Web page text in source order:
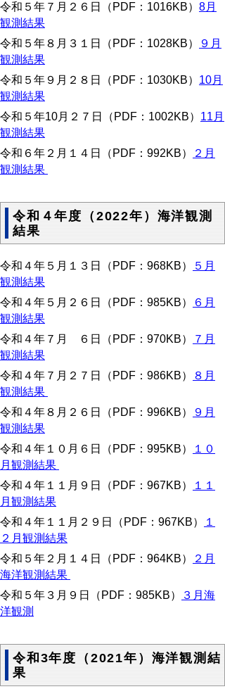
令和５年７月２６日（PDF：1016KB） 8月
観測結果
令和５年８月３１日（PDF：1028KB）
９月
観測結果
令和５年９月２８日（PDF：1030KB） 10月
観測結果
令和５年10月２７日（PDF：1002KB） 11月
観測結果
令和６年２月１４日（PDF：992KB）
２月
観測結果
令和４年度（2022年）海洋観測
結果
令和４年５月１３日（PDF：968KB）
５月
観測結果
令和４年５月２６日（PDF：985KB）
６月
観測結果
令和４年７月 ６日（PDF：970KB）
７月
観測結果
令和４年７月２７日（PDF：986KB）
８月
観測結果
令和４年８月２６日（PDF：996KB）
９月
観測結果
令和４年１０月６日（PDF：995KB）
１０
月観測結果
令和４年１１月９日（PDF：967KB）
１１
月観測結果
令和４年１１月２９日（PDF：967KB）
１
２月観測結果
令和５年２月１４日（PDF：964KB）
２月
海洋観測結果
令和５年３月９日（PDF：985KB）
３月海
洋観測
令和3年度（2021年）海洋観測結
果